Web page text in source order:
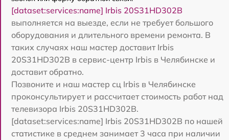
[dataset:services:name] Irbis 20S31HD302B
выполняется на выезде, если не требует большого
оборудования и длительного времени ремонта. В
таких случаях наш мастер доставит Irbis
20S31HD302B в сервис-центр Irbis в Челябинске и
доставит обратно.
Позвоните и наш мастер сц Irbis в Челябинске
проконсультирует и рассчитает стоимость работ над
телевизора Irbis 20S31HD302B.
[dataset:services:name] Irbis 20S31HD302B по нашей
статистике в среднем занимает 3 часа при наличии